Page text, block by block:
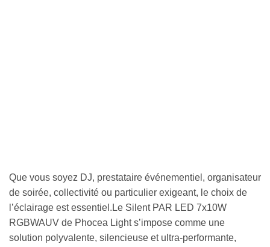
Que vous soyez DJ, prestataire événementiel, organisateur
de soirée, collectivité ou particulier exigeant, le choix de
l’éclairage est essentiel.Le Silent PAR LED 7x10W
RGBWAUV de Phocea Light s’impose comme une
solution polyvalente, silencieuse et ultra-performante,